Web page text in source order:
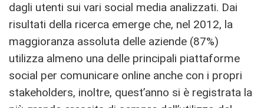
dagli utenti sui vari social media analizzati. Dai
risultati della ricerca emerge che, nel 2012, la
maggioranza assoluta delle aziende (87%)
utilizza almeno una delle principali piattaforme
social per comunicare online anche con i propri
stakeholders, inoltre, quest’anno si è registrata la